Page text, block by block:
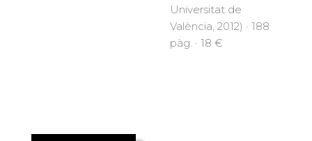
Universitat de
València, 2012) · 188
pàg. · 18 €